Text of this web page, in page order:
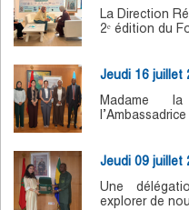
La Direction
2ᵉ édition du
Jeudi 16 juillet
Madame
Jeudi 09 juillet
Une
explorer de